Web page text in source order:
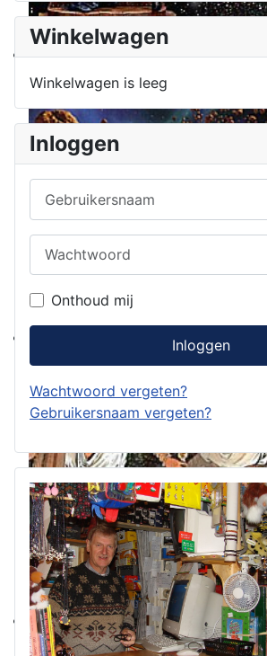
Winkelwagen
Winkelwagen is leeg
Inloggen
Onthoud mij
Inloggen
Wachtwoord vergeten?
Gebruikersnaam vergeten?